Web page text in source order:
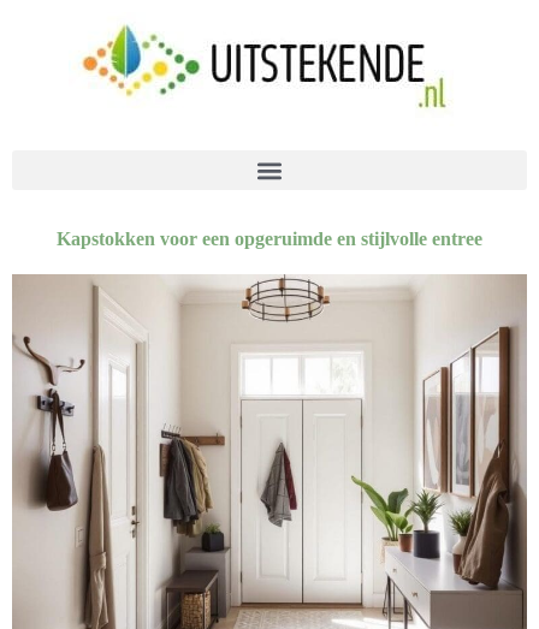
Kapstokken voor een opgeruimde en stijlvolle entree